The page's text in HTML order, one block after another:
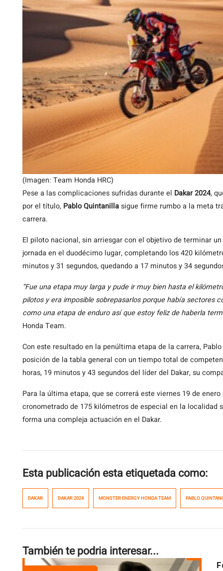
(Imagen: Team Honda HRC)
Pese a las complicaciones sufridas durante el Dakar 2024,
por el título, Pablo Quintanillasigue firme rumbo a la meta
carrera.
El piloto nacional, sin arriesgar con el objetivo de terminar
jornada en el duodécimo lugar, completando los 420
minutos y 31 segundos, quedando a 17 minutos y 34
“Fue una etapa muy larga y pude ir muy bien hasta el
pilotos y era imposible sobrepasarlos porque había sectores
como una etapa de enduro así que estoy feliz de haberla
Honda Team.
Con este resultado en la penúltima etapa de la carrera,
posición de la tabla general con un tiempo total de
horas, 19 minutos y 43 segundos del líder del Dakar, su
Para la última etapa, que se correrá este viernes 19 de
cronometrado de 175 kilómetros de especial en la localidad
forma una compleja actuación en el Dakar.
Esta publicación esta etiquetada como:
DAKAR DAKAR 2024 MONSTER ENERGY HONDA TEAM PABLO
También te podria interesar...